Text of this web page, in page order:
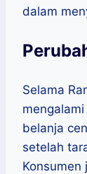
dalam
Selama
belanja
setelah